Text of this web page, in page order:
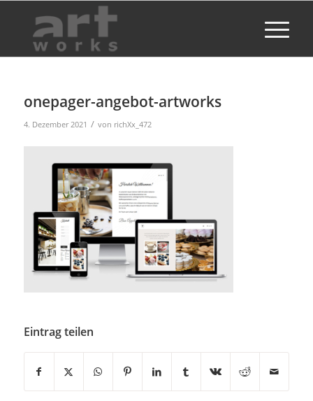
onepager-angebot-artworks
4. Dezember 2021 / von richXx_472
Eintrag teilen